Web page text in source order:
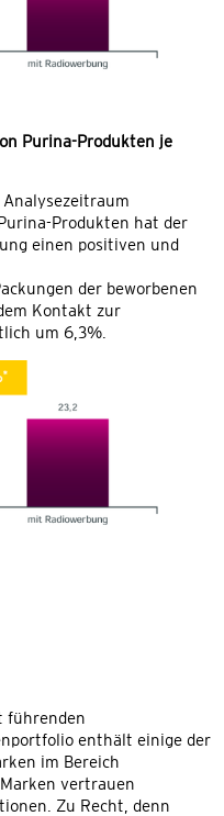
Purina-Produkten je
Produkten hat der
einen positiven und
der beworbenen
Kontakt zur
um 6,3%.
führenden
enthält einige der
im Bereich
vertrauen
Zu Recht, denn